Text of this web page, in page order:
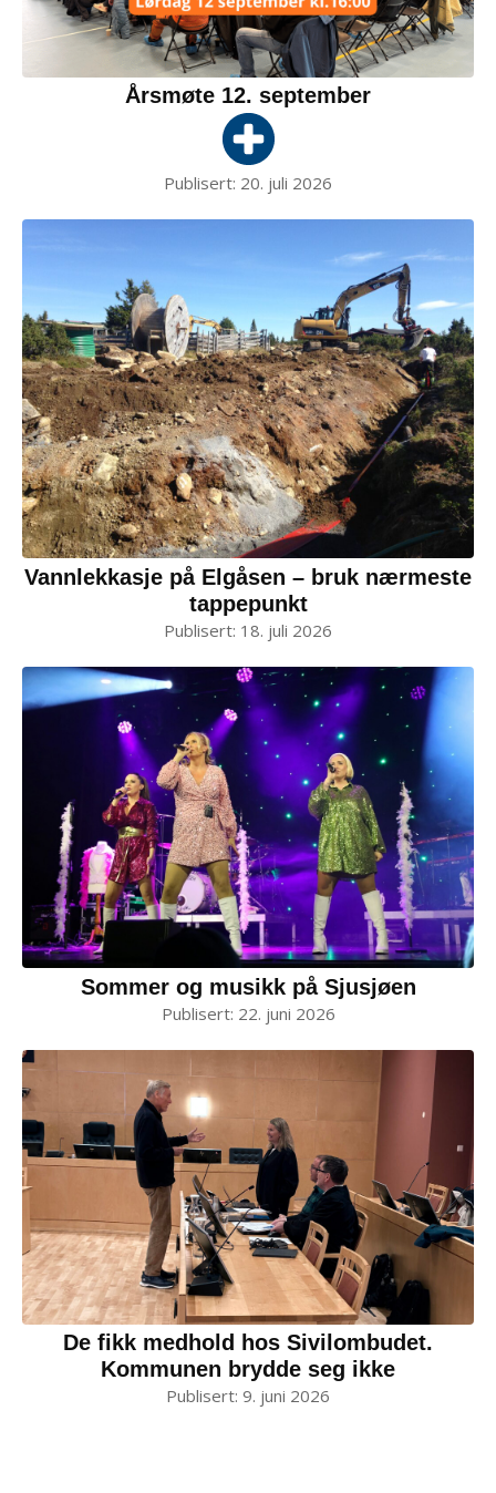
Årsmøte 12. september
Publisert: 20. juli 2026
Vannlekkasje på Elgåsen – bruk nærmeste
tappepunkt
Publisert: 18. juli 2026
Sommer og musikk på Sjusjøen
Publisert: 22. juni 2026
De fikk medhold hos Sivilombudet.
Kommunen brydde seg ikke
Publisert: 9. juni 2026